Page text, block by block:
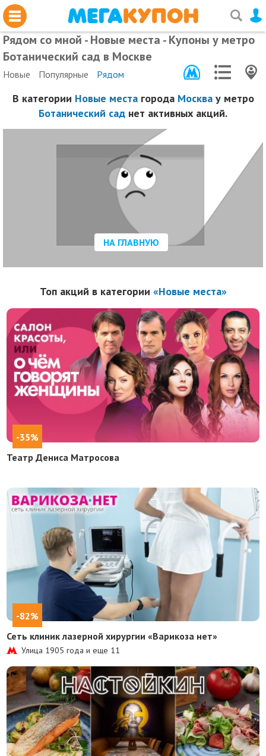
Рядом со мной - Новые места - Купоны у метро
Ботанический сад в Москве
Новые Популярные Рядом
В категории Новые местагорода Москвау метро
Ботанический сад нет активных акций.
НА ГЛАВНУЮ
Топ акций в категории «Новые места»
-35%
Театр Дениса Матросова
-82%
Сеть клиник лазерной хирургии «Варикоза нет»
Улица 1905 года и еще 11